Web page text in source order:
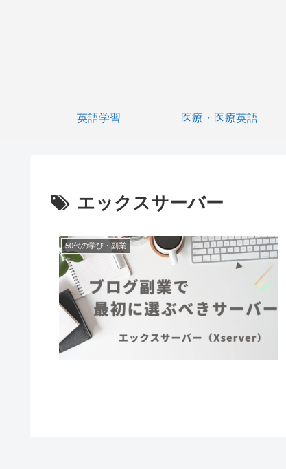
英語学習 医療・医療英語
エックスサーバー
50代の学び・副業